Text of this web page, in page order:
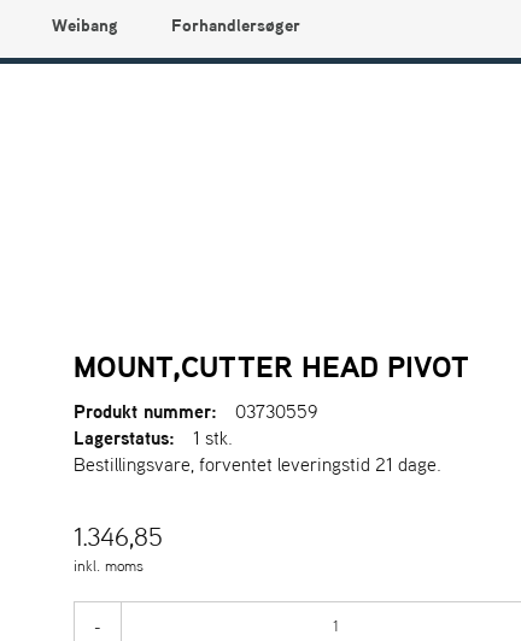
Weibang Forhandlersøger
MOUNT,CUTTER HEAD PIVOT
Produkt nummer:
03730559
Lagerstatus:
1 stk.
Bestillingsvare, forventet leveringstid 21 dage.
1.346,85
inkl. moms
-